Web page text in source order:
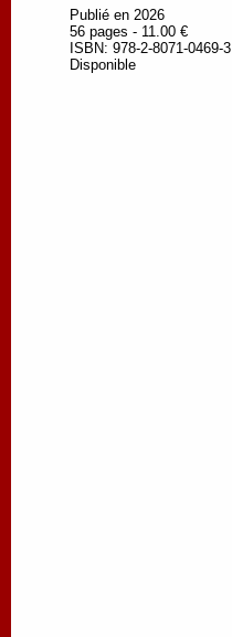
Publié en 2026
56 pages - 11.00 €
ISBN: 978-2-8071-0469-3
Disponible